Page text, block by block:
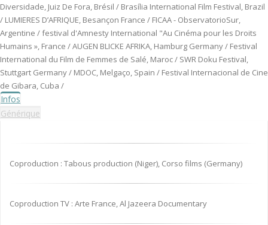
Diversidade, Juiz De Fora, Brésil / Brasília International Film Festival, Brazil
/ LUMIERES D’AFRIQUE, Besançon France / FICAA - ObservatorioSur,
Argentine / festival d'Amnesty International "Au Cinéma pour les Droits
Humains », France / AUGEN BLICKE AFRIKA, Hamburg Germany / Festival
International du Film de Femmes de Salé, Maroc / SWR Doku Festival,
Stuttgart Germany / MDOC, Melgaço, Spain / Festival Internacional de Cine
de Gibara, Cuba /
Infos
Générique
Coproduction : Tabous production (Niger), Corso films (Germany)
Coproduction TV : Arte France, Al Jazeera Documentary